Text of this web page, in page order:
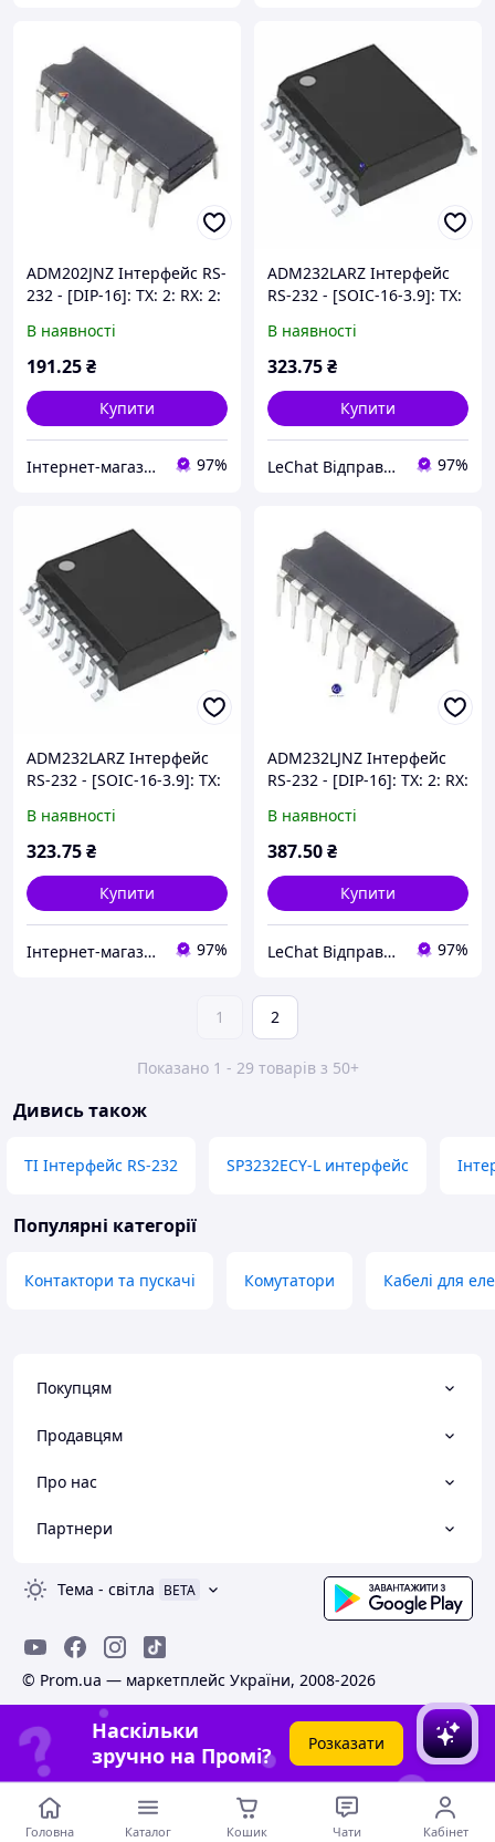
ADM202JNZ Інтерфейс RS-
232 - [DIP-16]: TX: 2: RX: 2:
Напруга: 5 В
В наявності
191.25₴
Купити
Інтернет-магазин ЗНАКОМО! Відправка від 1 до 5 днів! На деякі товари може бути передплата! 97%
ADM232LARZ Інтерфейс
RS-232 - [SOIC-16-3.9]: TX:
кбіт / с: Напруга: 5 В
В наявності
323.75₴
Купити
LeChat Відправка від 1 до 5 днів! На деякі товари може бути передплата! 97%
ADM232LARZ Інтерфейс
RS-232 - [SOIC-16-3.9]: TX:
кбіт / с: Напруга: 5 В
В наявності
323.75₴
Купити
Інтернет-магазин ЗНАКОМО! Відправка від 1 до 5 днів! На деякі товари може бути передплата! 97%
ADM232LJNZ Інтерфейс
RS-232 - [DIP-16]: TX: 2: RX:
Напруга: 5 В
В наявності
387.50₴
Купити
LeChat Відправка від 1 до 5 днів! На деякі товари може бути передплата! 97%
1 2
Показано 1 - 29 товарів з 50+
Дивись також
TI Інтерфейс RS-232 SP3232ECY-L интерфейс
Популярні категорії
Контактори та пускачі Комутатори Кабелі для
Покупцям
Продавцям
Про нас
Партнери
Тема - світла BETA
© Prom.ua — маркетплейс України, 2008-2026
Наскільки
зручно на Промі?
Розказати
Головна Каталог Кошик Чати Кабінет